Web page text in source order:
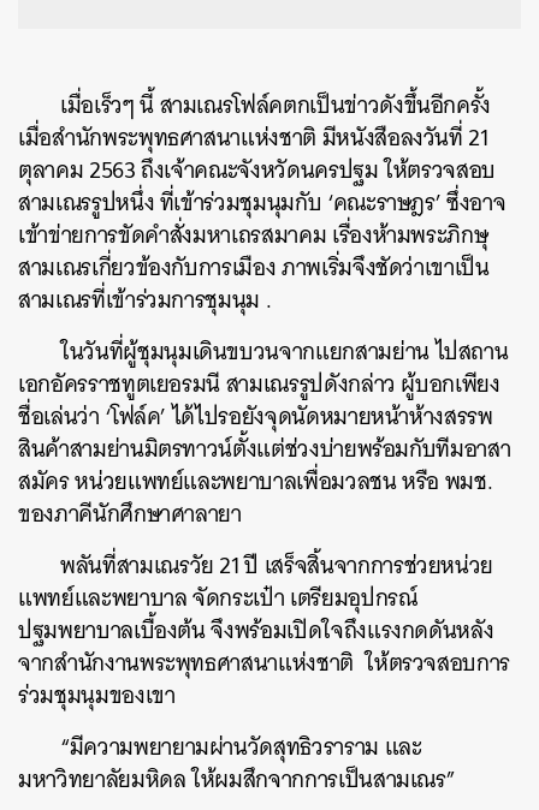
เมื่อเร็วๆนี้สามเณรโฟล์คตกเป็นข่าวดังขึ้นอีกครั้ง
เมื่อสำนักพระพุทธศาสนาแห่งชาติมีหนังสือลงวันที่21
ตุลาคม2563ถึงเจ้าคณะจังหวัดนครปฐมให้ตรวจสอบ
สามเณรรูปหนึ่งที่เข้าร่วมชุมนุมกับ ‘คณะราษฎร’ซึ่งอาจ
เข้าข่ายการขัดคำสั่งมหาเถรสมาคมเรื่องห้ามพระภิกษุ
สามเณรเกี่ยวข้องกับการเมืองภาพเริ่มจึงชัดว่าเขาเป็น
สามเณรที่เข้าร่วมการชุมนุม .
ในวันที่ผู้ชุมนุมเดินขบวนจากแยกสามย่านไปสถาน
เอกอัครราชทูตเยอรมนีสามเณรรูปดังกล่าว ผู้บอกเพียง
ชื่อเล่นว่า‘โฟล์ค’ได้ไปรอยังจุดนัดหมายหน้าห้างสรรพ
สินค้าสามย่านมิตรทาวน์ตั้งแต่ช่วงบ่ายพร้อมกับทีมอาสา
สมัครหน่วยแพทย์และพยาบาลเพื่อมวลชนหรือพมช.
ของภาคีนักศึกษาศาลายา
พลันที่สามเณรวัย21ปี เสร็จสิ้นจากการช่วยหน่วย
แพทย์และพยาบาลจัดกระเป๋าเตรียมอุปกรณ์
ปฐมพยาบาลเบื้องต้นจึงพร้อมเปิดใจถึงแรงกดดันหลัง
จากสำนักงานพระพุทธศาสนาแห่งชาติ ให้ตรวจสอบการ
ร่วมชุมนุมของเขา
“มีความพยายามผ่านวัดสุทธิวราราม และ
มหาวิทยาลัยมหิดลให้ผมสึกจากการเป็นสามเณร”